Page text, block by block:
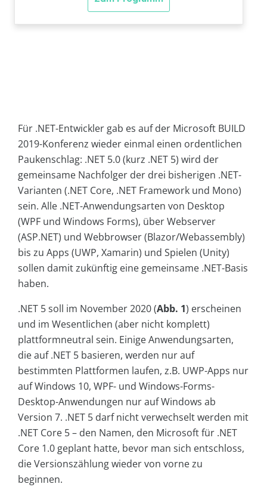
Für .NET-Entwickler gab es auf der Microsoft BUILD
2019-Konferenz wieder einmal einen ordentlichen
Paukenschlag: .NET 5.0 (kurz .NET 5) wird der
gemeinsame Nachfolger der drei bisherigen .NET-
Varianten (.NET Core, .NET Framework und Mono)
sein. Alle .NET-Anwendungsarten von Desktop
(WPF und Windows Forms), über Webserver
(ASP.NET) und Webbrowser (Blazor/Webassembly)
bis zu Apps (UWP, Xamarin) und Spielen (Unity)
sollen damit zukünftig eine gemeinsame .NET-Basis
haben.
.NET 5 soll im November 2020 (Abb. 1) erscheinen
und im Wesentlichen (aber nicht komplett)
plattformneutral sein. Einige Anwendungsarten,
die auf .NET 5 basieren, werden nur auf
bestimmten Plattformen laufen, z.B. UWP-Apps nur
auf Windows 10, WPF- und Windows-Forms-
Desktop-Anwendungen nur auf Windows ab
Version 7. .NET 5 darf nicht verwechselt werden mit
.NET Core 5 – den Namen, den Microsoft für .NET
Core 1.0 geplant hatte, bevor man sich entschloss,
die Versionszählung wieder von vorne zu
beginnen.